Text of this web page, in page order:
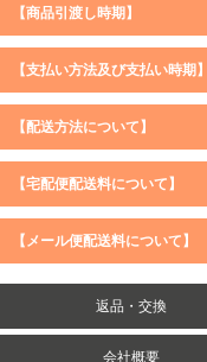
【商品引渡し時期】
【支払い方法及び支払い時期】
【配送方法について】
【宅配便配送料について】
購入価格 ／ 地域 通常
5,900円（税込）未満
【メール便配送料について】
5,900円（税込）以上
返品・交換
会社概要